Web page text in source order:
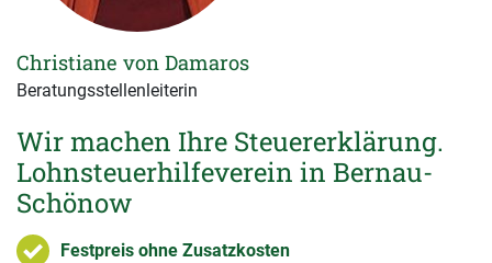
Wir machen Ihre Steuererklärung.
Lohnsteuerhilfeverein in Bernau-
Schönow
Festpreis ohne Zusatzkosten
Christiane von Damaros
Beratungsstellenleiterin